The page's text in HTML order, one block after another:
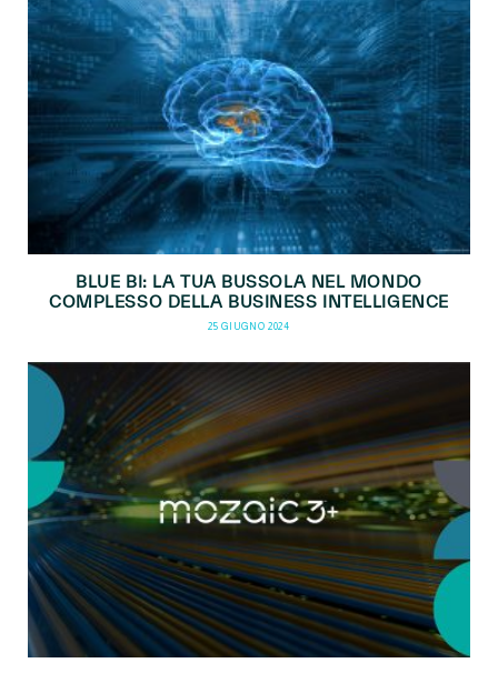
BLUE BI: LA TUA BUSSOLA NEL MONDO
COMPLESSO DELLA BUSINESS INTELLIGENCE
25 GIUGNO 2024